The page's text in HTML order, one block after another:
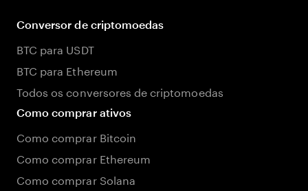
Conversor de criptomoedas
BTC para USDT
BTC para Ethereum
Todos os conversores de criptomoedas
Como comprar ativos
Como comprar Bitcoin
Como comprar Ethereum
Como comprar Solana